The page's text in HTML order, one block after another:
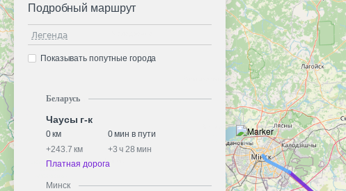
Подробный маршрут
Легенда
Показывать попутные города
Беларусь
Чаусы г-к
0 км
0 мин в пути
+243.7 км +3 ч 28 мин
Платная дорога
Минск